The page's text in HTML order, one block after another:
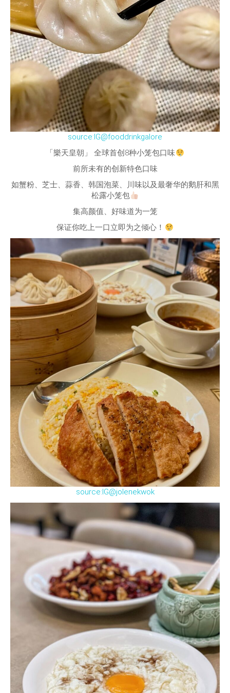
source:IG@fooddrinkgalore
「樂天皇朝」 全球首创8种小笼包口味
前所未有的创新特色口味
如蟹粉、芝士、蒜香、韩国泡菜、川味以及最奢华的鹅肝和黑
松露小笼包
集高颜值、好味道为一笼
保证你吃上一口立即为之倾心！
source:IG@jolenekwok